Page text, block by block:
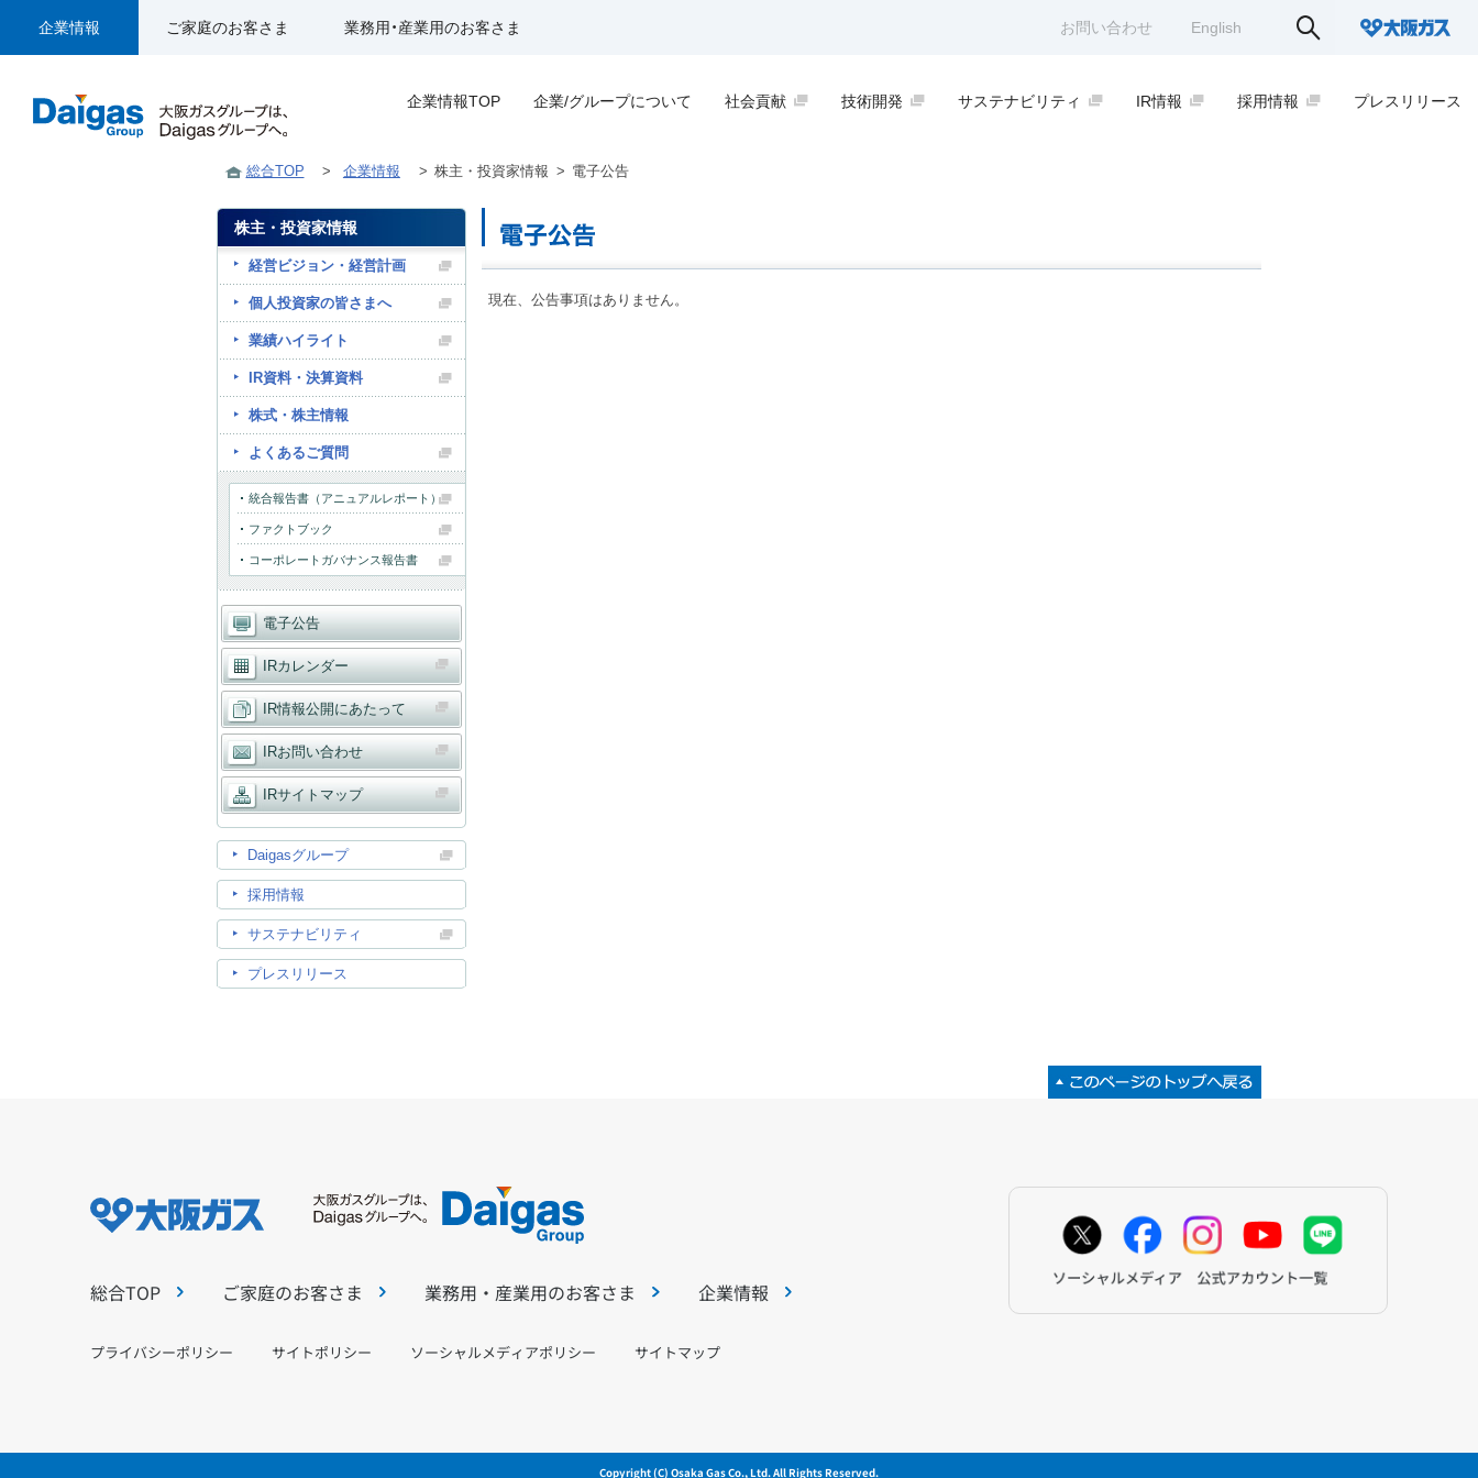
企業情報 ご家庭のお客さま 業務用・産業用のお客さま お問い合わせ English
企業情報TOP 企業/グループについて 社会貢献 技術開発 サステナビリティ IR情報 採用情報 プレスリリース
総合TOP > 企業情報 > 株主・投資家情報 > 電子公告
現在、公告事項はありません。
株主・投資家情報
経営ビジョン・経営計画
個人投資家の皆さまへ
業績ハイライト
IR資料・決算資料
株式・株主情報
よくあるご質問
統合報告書（アニュアルレポート）
ファクトブック
コーポレートガバナンス報告書
電子公告
IRカレンダー
IR情報公開にあたって
IRお問い合わせ
IRサイトマップ
Daigasグループ
採用情報
サステナビリティ
プレスリリース
総合TOP ご家庭のお客さま 業務用・産業用のお客さま 企業情報
プライバシーポリシー サイトポリシー ソーシャルメディアポリシー サイトマップ
Copyright (C) Osaka Gas Co., Ltd. All Rights Reserved.